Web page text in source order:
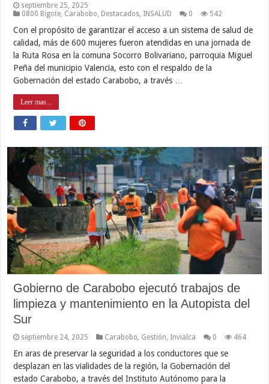
septiembre 25, 2025
0800 Bigote Carabobo Destacados INSALUD 0 542
Con el propósito de garantizar el acceso a un sistema de salud de
calidad, más de 600 mujeres fueron atendidas en una jornada de
la Ruta Rosa en la comuna Socorro Bolivariano, parroquia Miguel
Peña del municipio Valencia, esto con el respaldo de la
Gobernación del estado Carabobo, a través …
Leer mas...
Gobierno de Carabobo ejecutó trabajos de
limpieza y mantenimiento en la Autopista del
Sur
septiembre 24, 2025 Carabobo Gestión Invialca 0 464
En aras de preservar la seguridad a los conductores que se
desplazan en las vialidades de la región, la Gobernación del
estado Carabobo, a través del Instituto Autónomo para la